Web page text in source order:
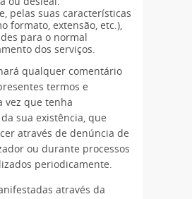
pelas suas características
formato, extensão, etc.),
para o normal
dos serviços.
qualquer comentário
termos e
vez que tenha
sua existência, que
através de denúncia de
ou durante processos
periodicamente.
através da